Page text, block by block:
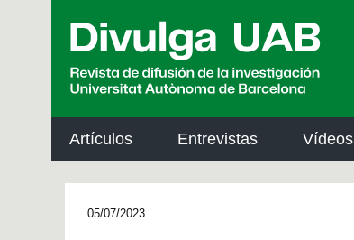
Artículos Entrevistas Vídeos
05/07/2023